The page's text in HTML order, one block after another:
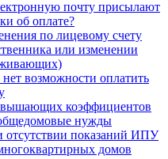
почту присылают
об оплате?
по лицевому счету
или изменении
нет возможности оплатить
коэффициентов
нужды
отсутствии показаний ИПУ
домов